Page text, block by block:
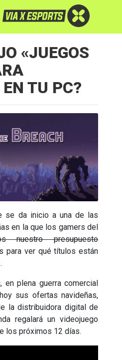
«JUEGOS
TU PC?
se da inicio a una de las
en la que los gamers del
nuestro presupuesto
para ver qué títulos están
en plena guerra comercial
sus ofertas navideñas,
la distribuidora digital de
regalará un videojuego
los próximos 12 días.